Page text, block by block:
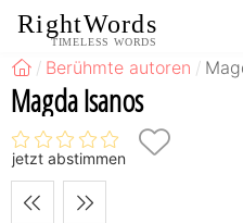
RightWords
TIMELESS WORDS
Berühmte autoren
Magda Isanos
jetzt abstimmen